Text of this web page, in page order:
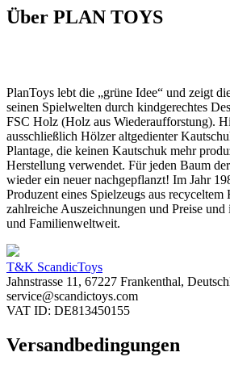
Über PLAN TOYS
PlanToys lebt die „grüne Idee“ und zeigt
seinen Spielwelten durch kindgerechtes
FSC Holz (Holz aus Wiederaufforstung).
ausschließlich Hölzer altgedienter
Plantage, die keinen Kautschuk mehr
Herstellung verwendet. Für jeden Baum
wieder ein neuer nachgepflanzt! Im Jahr
Produzent eines Spielzeugs aus
zahlreiche Auszeichnungen und Preise und
und Familienweltweit.
T&K ScandicToys
Jahnstrasse 11, 67227 Frankenthal,
service@scandictoys.com
VAT ID: DE813450155
Versandbedingungen